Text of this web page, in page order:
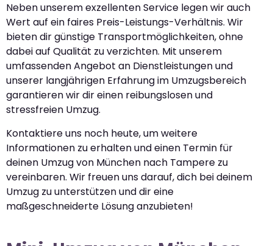
Neben unserem exzellenten Service legen wir auch
Wert auf ein faires Preis-Leistungs-Verhältnis. Wir
bieten dir günstige Transportmöglichkeiten, ohne
dabei auf Qualität zu verzichten. Mit unserem
umfassenden Angebot an Dienstleistungen und
unserer langjährigen Erfahrung im Umzugsbereich
garantieren wir dir einen reibungslosen und
stressfreien Umzug.
Kontaktiere uns noch heute, um weitere
Informationen zu erhalten und einen Termin für
deinen Umzug von München nach Tampere zu
vereinbaren. Wir freuen uns darauf, dich bei deinem
Umzug zu unterstützen und dir eine
maßgeschneiderte Lösung anzubieten!